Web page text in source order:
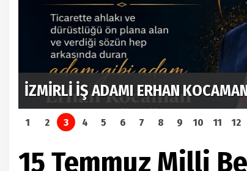
İznik Mehter Takımı Münih’te
Gönülleri Fethetti
1 2 3 4 5 6 7 8 9 10 11 12
15 Temmuz Milli